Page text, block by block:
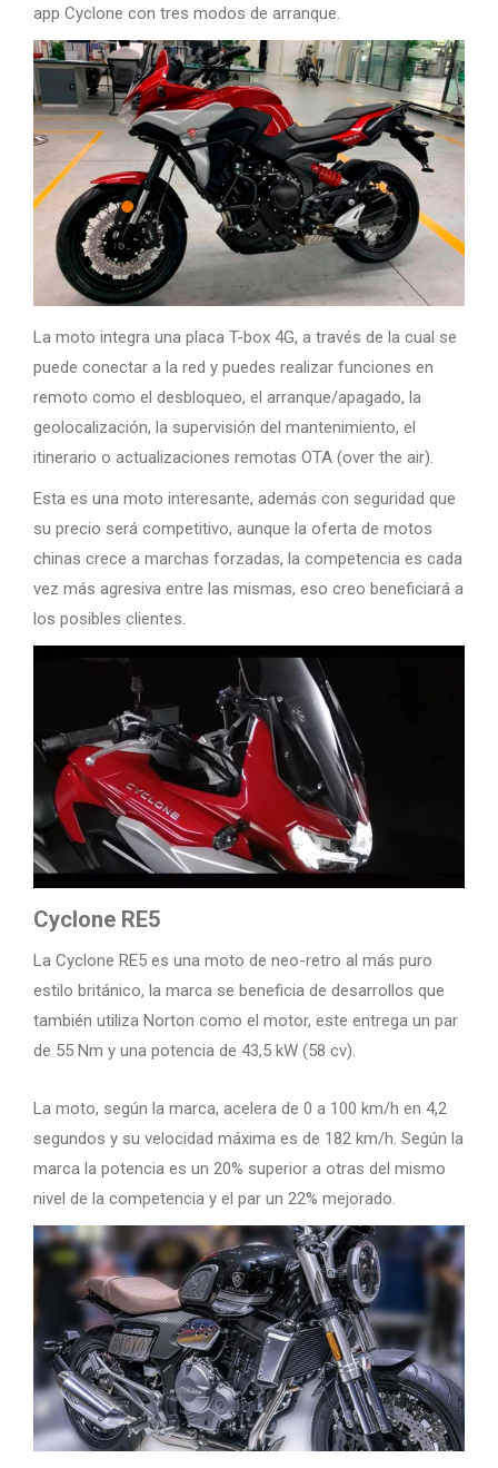
app Cyclone con tres modos de arranque.
La moto integra una placa T-box 4G, a través de la cual se
puede conectar a la red y puedes realizar funciones en
remoto como el desbloqueo, el arranque/apagado, la
geolocalización, la supervisión del mantenimiento, el
itinerario o actualizaciones remotas OTA (over the air).
Esta es una moto interesante, además con seguridad que
su precio será competitivo, aunque la oferta de motos
chinas crece a marchas forzadas, la competencia es cada
vez más agresiva entre las mismas, eso creo beneficiará a
los posibles clientes.
Cyclone RE5
La Cyclone RE5 es una moto de neo-retro al más puro
estilo británico, la marca se beneficia de desarrollos que
también utiliza Norton como el motor, este entrega un par
de 55 Nm y una potencia de 43,5 kW (58 cv).
La moto, según la marca, acelera de 0 a 100 km/h en 4,2
segundos y su velocidad máxima es de 182 km/h. Según la
marca la potencia es un 20% superior a otras del mismo
nivel de la competencia y el par un 22% mejorado.